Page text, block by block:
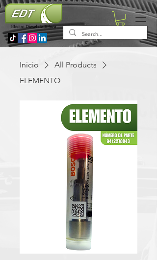
Inicio
All Products
ELEMENTO